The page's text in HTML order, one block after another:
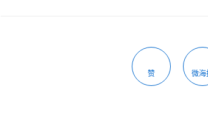
赞 微海